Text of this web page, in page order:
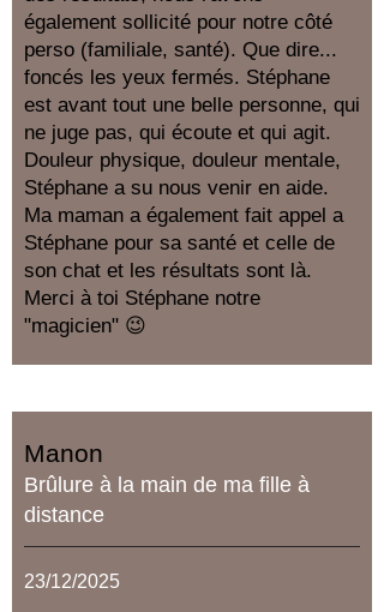
également sollicité pour notre côté
perso (familiale, santé). Que dire...
foncés les yeux fermés. Stéphane
est avant tout une belle personne, qui
ne juge pas, qui écoute et qui agit.
Douleur physique, douleur mentale,
Stéphane a su nous venir en aide.
Ma maman a également fait appel a
Stéphane pour sa santé et celle de
son chat et les résultats sont là.
Merci à toi Stéphane notre
"magicien" 😉
Manon
Brûlure à la main de ma fille à
distance
23/12/2025